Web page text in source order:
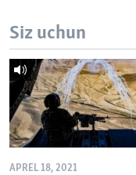
Siz uchun
APREL 18, 2021